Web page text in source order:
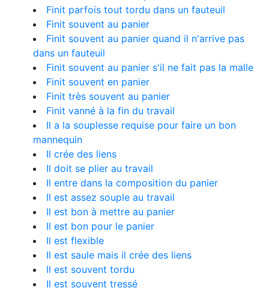
Finit parfois tout tordu dans un fauteuil
Finit souvent au panier
Finit souvent au panier quand il n'arrive pas
dans un fauteuil
Finit souvent au panier s'il ne fait pas la malle
Finit souvent en panier
Finit très souvent au panier
Finit vanné à la fin du travail
Il a la souplesse requise pour faire un bon
mannequin
Il crée des liens
Il doit se plier au travail
Il entre dans la composition du panier
Il est assez souple au travail
Il est bon à mettre au panier
Il est bon pour le panier
Il est flexible
Il est saule mais il crée des liens
Il est souvent tordu
Il est souvent tressé